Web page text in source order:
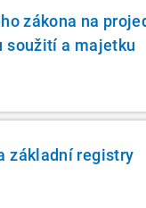
zákona na
soužití a majetku
základní registry